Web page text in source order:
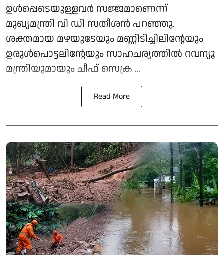
ഉള്‍പ്പെടെയുള്ളവര്‍ സജ്ജമാണെന്ന്
മുഖ്യമന്ത്രി വി ഡി സതീശന്‍ പറഞ്ഞു.
ശക്തമായ മഴയുടേയും മണ്ണിടിച്ചിലിന്റേയും
ഉരുള്‍പൊട്ടലിന്റേയും സാഹചര്യത്തില്‍ റവന്യൂ
മന്ത്രിയുമായും ചീഫ് സെക്ര ...
Read More